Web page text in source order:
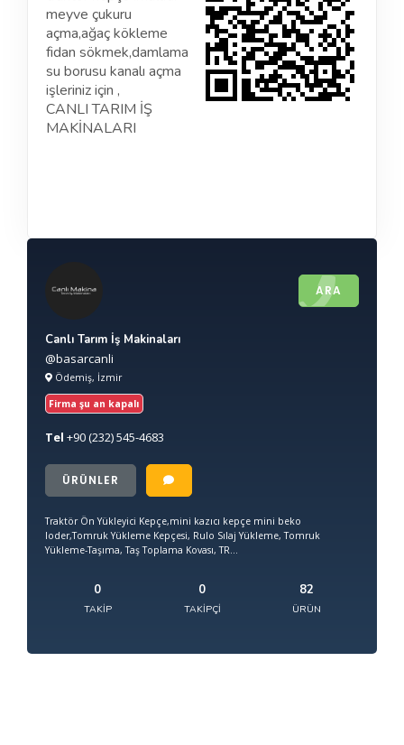
meyve çukuru
açma,ağaç kökleme
fidan sökmek,damlama
su borusu kanalı açma
işleriniz için ,
CANLI TARIM İŞ
MAKİNALARI
ARA
Canlı Tarım İş Makinaları
@basarcanli
Ödemiş, İzmir
Firma şu an kapalı
Tel +90(232) 545-4683
ÜRÜNLER
Traktör Ön Yükleyici Kepçe,mini kazıcı kepçe mini beko
loder,Tomruk Yükleme Kepçesi, Rulo Sılaj Yükleme, Tomruk
Yükleme-Taşıma, Taş Toplama Kovası, TR...
0
TAKIP
0
TAKIPÇI
82
ÜRÜN